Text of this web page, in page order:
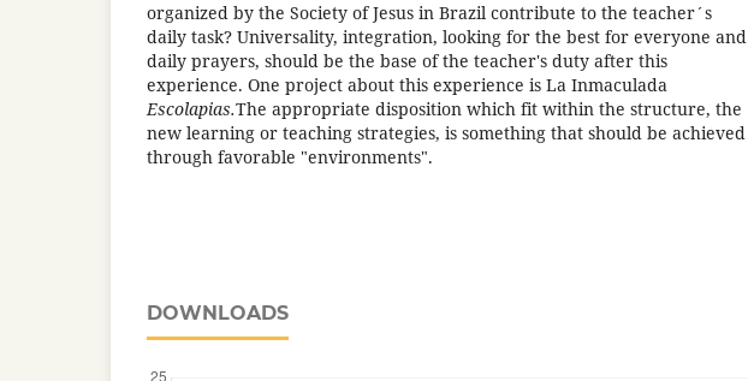
organized by the Society of Jesus in Brazil contribute to the teacher´s
daily task? Universality, integration, looking for the best for everyone and
daily prayers, should be the base of the teacher's duty after this
experience. One project about this experience is La Inmaculada
Escolapias.The appropriate disposition which fit within the structure, the
new learning or teaching strategies, is something that should be achieved
through favorable "environments".
DOWNLOADS